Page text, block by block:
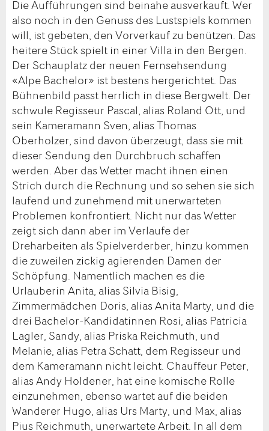
Die Aufführungen sind beinahe ausverkauft. Wer
also noch in den Genuss des Lustspiels kommen
will, ist gebeten, den Vorverkauf zu benützen. Das
heitere Stück spielt in einer Villa in den Bergen.
Der Schauplatz der neuen Fernsehsendung
«Alpe Bachelor» ist bestens hergerichtet. Das
Bühnenbild passt herrlich in diese Bergwelt. Der
schwule Regisseur Pascal, alias Roland Ott, und
sein Kameramann Sven, alias Thomas
Oberholzer, sind davon überzeugt, dass sie mit
dieser Sendung den Durchbruch schaffen
werden. Aber das Wetter macht ihnen einen
Strich durch die Rechnung und so sehen sie sich
laufend und zunehmend mit unerwarteten
Problemen konfrontiert. Nicht nur das Wetter
zeigt sich dann aber im Verlaufe der
Dreharbeiten als Spielverderber, hinzu kommen
die zuweilen zickig agierenden Damen der
Schöpfung. Namentlich machen es die
Urlauberin Anita, alias Silvia Bisig,
Zimmermädchen Doris, alias Anita Marty, und die
drei Bachelor-Kandidatinnen Rosi, alias Patricia
Lagler, Sandy, alias Priska Reichmuth, und
Melanie, alias Petra Schatt, dem Regisseur und
dem Kameramann nicht leicht. Chauffeur Peter,
alias Andy Holdener, hat eine komische Rolle
einzunehmen, ebenso wartet auf die beiden
Wanderer Hugo, alias Urs Marty, und Max, alias
Pius Reichmuth, unerwartete Arbeit. In all dem